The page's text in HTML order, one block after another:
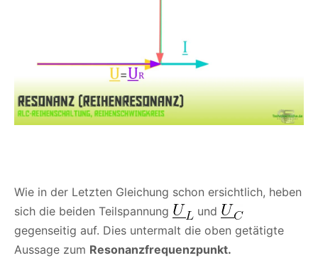
Wie in der Letzten Gleichung schon ersichtlich, heben
sich die beiden Teilspannung
und
gegenseitig auf. Dies untermalt die oben getätigte
Aussage zum Resonanzfrequenzpunkt.